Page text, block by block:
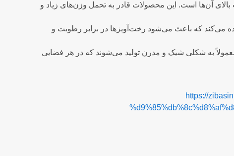
آن‌ها است. این محصولات قادر به تحمل وزن‌های زیاد و
می‌کند که باعث می‌شود رخت‌آویزها در برابر رطوبت و
به شکلی شیک و مدرن تولید می‌شوند که در هر فضایی
https://